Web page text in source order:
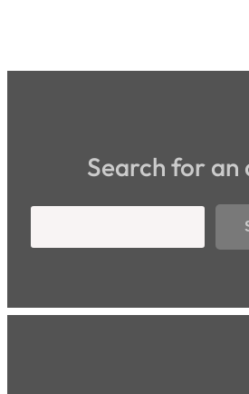
Search for